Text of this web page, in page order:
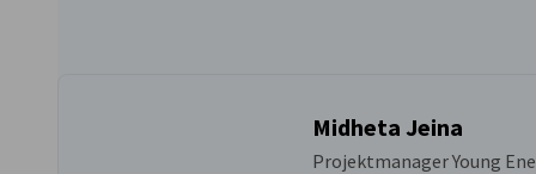
Midheta Jeina
Projektmanager Young